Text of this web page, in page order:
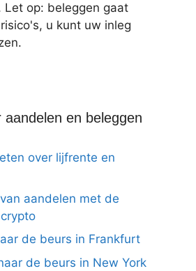
op: beleggen gaat
u kunt uw inleg
aandelen en beleggen
over lijfrente en
aandelen met de
de beurs in Frankfurt
de beurs in New York